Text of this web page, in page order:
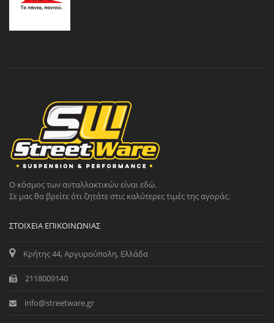
Ο κόσμος των ανταλλακτικών είναι εδώ.
Σε μας θα βρείτε ότι ζητάτε στις καλύτερες τιμές της αγοράς.
ΣΤΟΙΧΕΊΑ ΕΠΙΚΟΙΝΩΝΊΑΣ
Κρήτης 44, Αργυρούπολη, Ελλάδα
2118009140
info@streetware.gr